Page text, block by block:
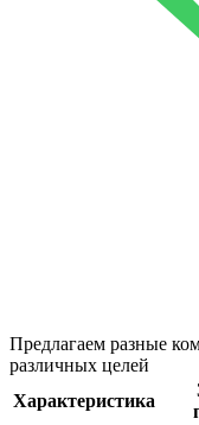
Предлагаем разные
различных целей
Характеристика